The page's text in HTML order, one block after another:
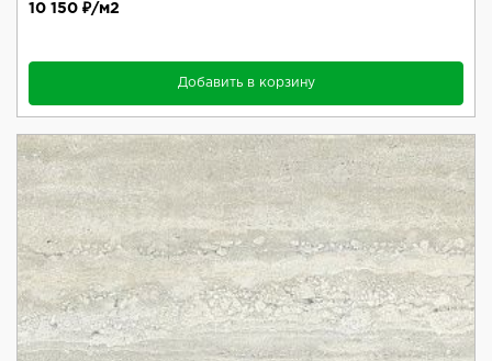
10 150 ₽/м2
Добавить в корзину